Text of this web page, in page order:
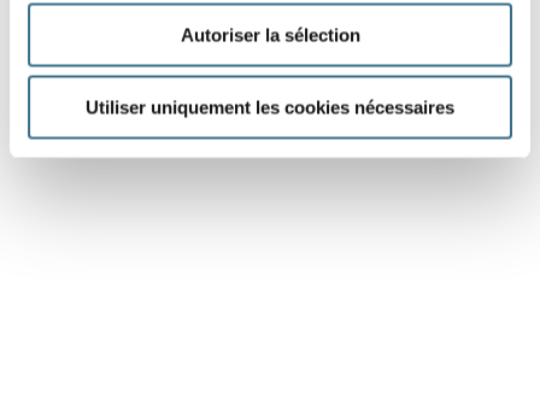
Autoriser la sélection
Utiliser uniquement les cookies nécessaires
voustord